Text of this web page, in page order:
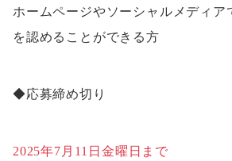
ホームページやソーシャルメディア
を認めることができる方
◆応募締め切り
2025年7月11日金曜日まで